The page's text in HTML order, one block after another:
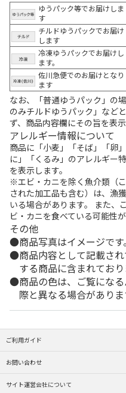
ゆうパック等でお届けしま
す
チルドゆうパックでお届け
します
冷凍ゆうパックでお届けし
ます。
佐川急便でのお届けとなり
ます
なお、「普通ゆうパック」の
のみチルドゆうパック」など
ず、商品内容欄にその旨を表示
アレルギー情報について
商品に「小麦」「そば」「卵
に」「くるみ」のアレルギー
を表示します。
※エビ・カニを除く魚介類（
された加工品も含む）は、漁
いる場合があります。 また、
ビ・カニを食べている可能性が
その他
商品写真はイメージです。
商品内容として記載さ
する商品に含まれており
商品の色は、ご覧にな
際と異なる場合がありま
ご利用ガイド
お問い合わせ
サイト運営会社について